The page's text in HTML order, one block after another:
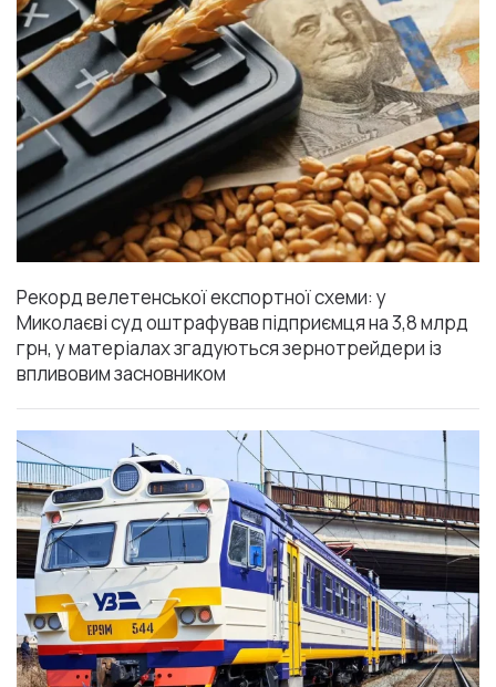
Рекорд велетенської експортної схеми: у
Миколаєві суд оштрафував підприємця на 3,8 млрд
грн, у матеріалах згадуються зернотрейдери із
впливовим засновником